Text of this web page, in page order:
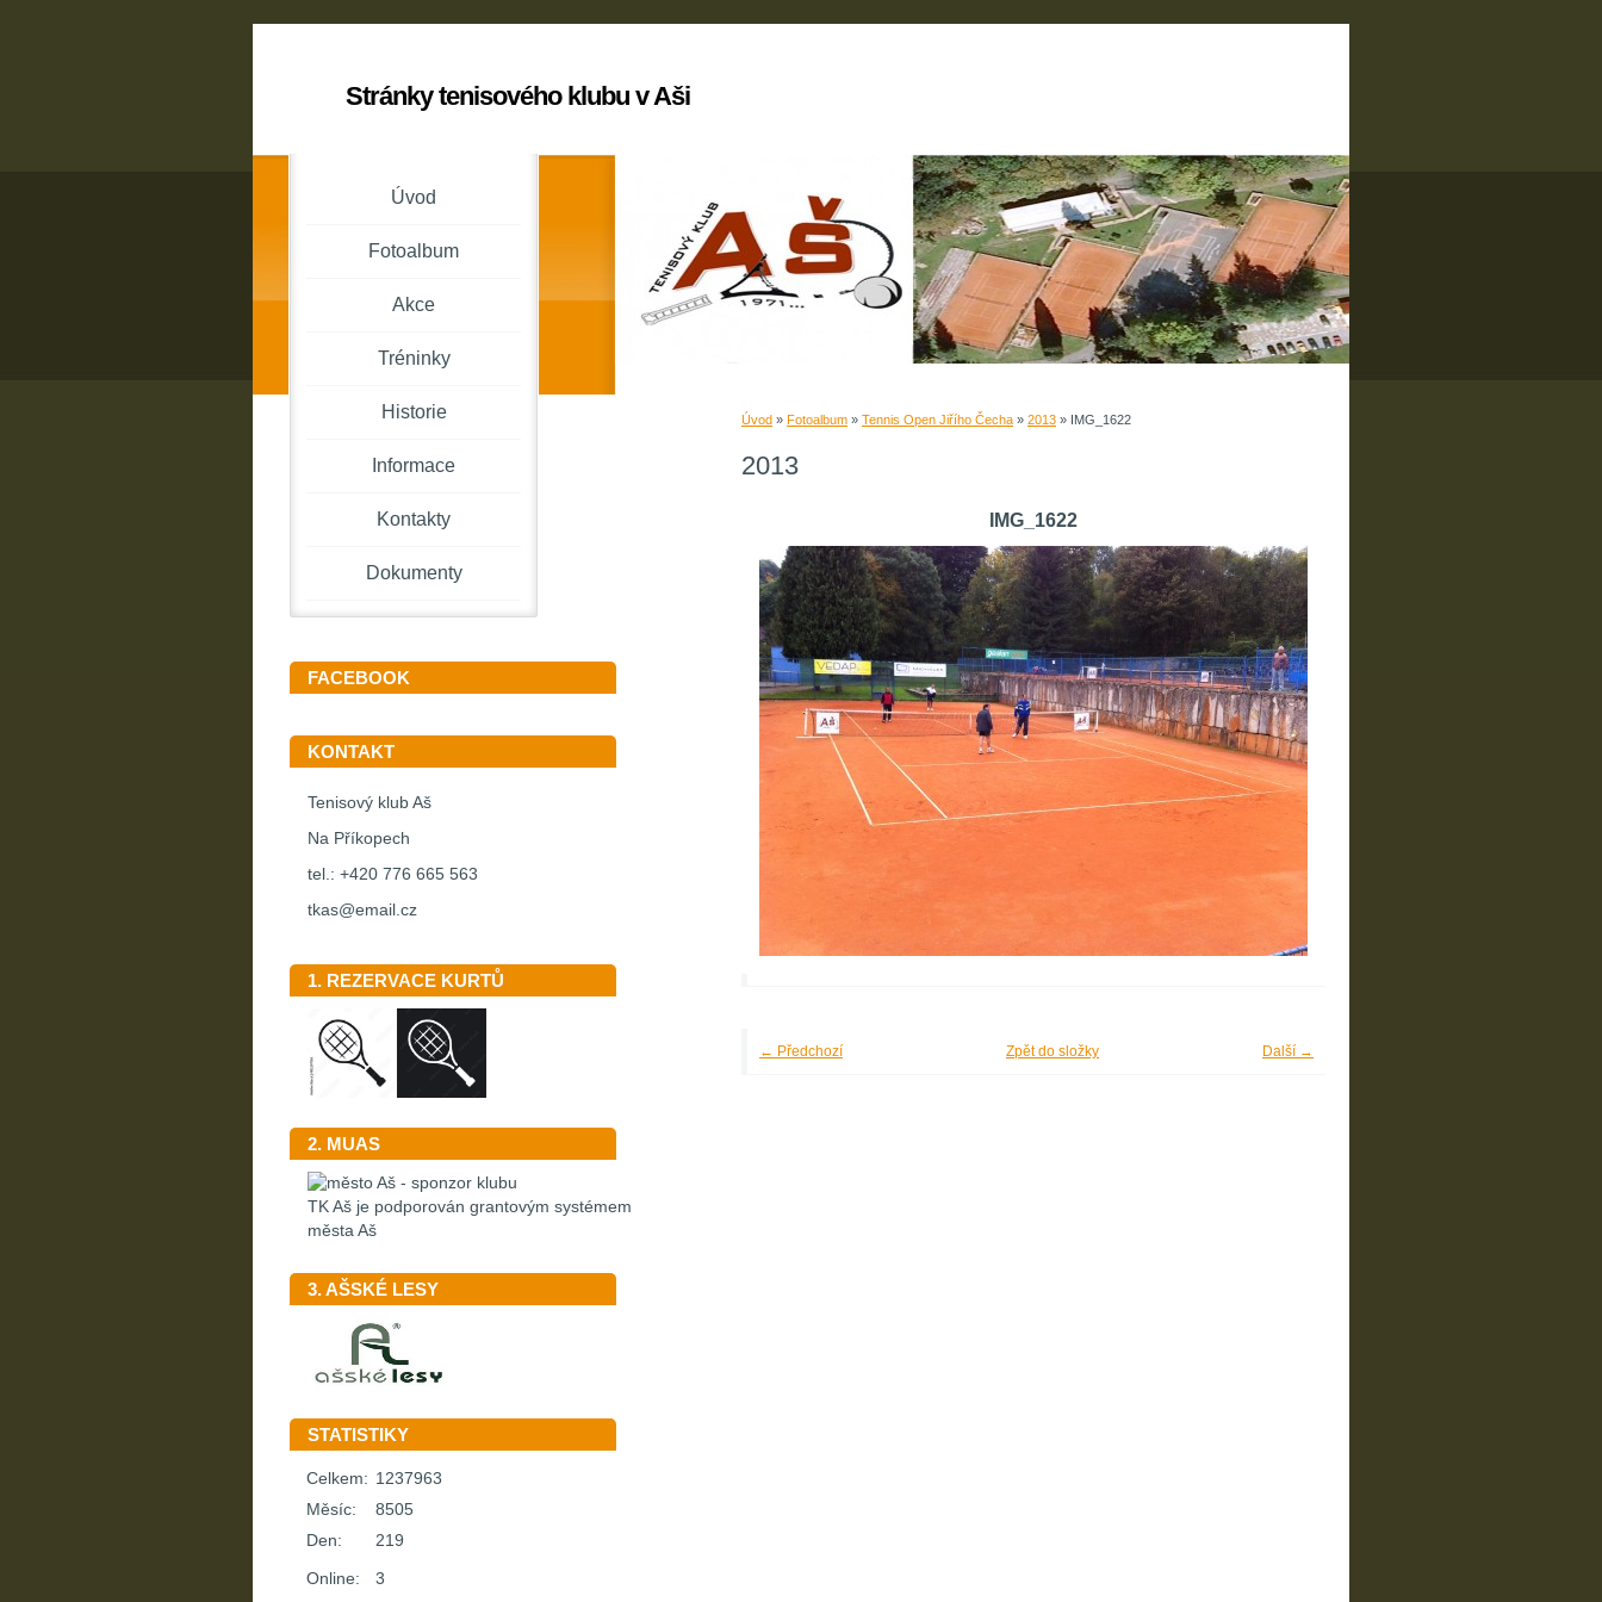
Stránky tenisového klubu v Aši
Úvod » Fotoalbum » Tennis Open Jiřího Čecha » 2013 » IMG_1622
2013
IMG_1622
← Předchozí Další →
Zpět do složky
Úvod
Fotoalbum
Akce
Tréninky
Historie
Informace
Kontakty
Dokumenty
FACEBOOK
KONTAKT
Tenisový klub Aš
Na Příkopech
tel.: +420 776 665 563
tkas@email.cz
1. REZERVACE KURTŮ
2. MUAS
TK Aš je podporován grantovým systémem
města Aš
3. AŠSKÉ LESY
STATISTIKY
Online: 3
Celkem: 1237963
Měsíc:
8505
Den:
219